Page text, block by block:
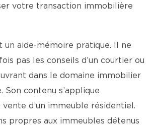
votre transaction immobilière
un aide-mémoire pratique. Il ne
pas les conseils d’un courtier ou
dans le domaine immobilier
Son contenu s’applique
d’un immeuble résidentiel.
propres aux immeubles détenus